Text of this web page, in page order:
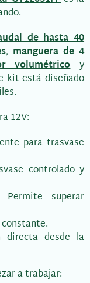
de hasta 40
,manguera de 4
volumétricoy
kit está diseñado
12V:
para trasvase
controlado y
superar
directa desde la
a trabajar: